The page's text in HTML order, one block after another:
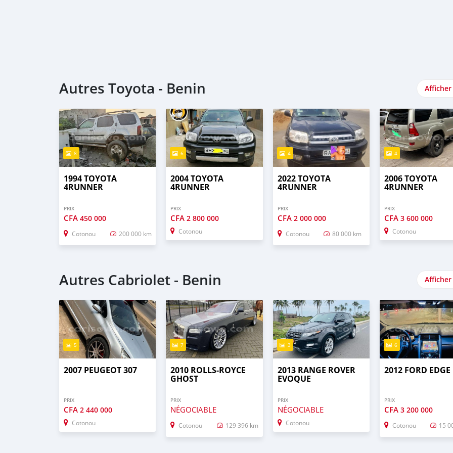
Autres Toyota - Benin
8
1994 TOYOTA
4RUNNER
PRIX
CFA 450 000
Cotonou 200 000 km
6
2004 TOYOTA
4RUNNER
PRIX
CFA2 800 000
Cotonou
4
2022 TOYOTA
4RUNNER
PRIX
CFA 2 000 000
Cotonou 80 000 km
4
2006 TOYOTA
4RUNNER
PRIX
CFA 3 600 000
Cotonou
Autres Cabriolet - Benin
5
2007 PEUGEOT 307
PRIX
CFA 2 440 000
Cotonou
7
2010 ROLLS-ROYCE
GHOST
PRIX
NÉGOCIABLE
Cotonou 129 396 km
3
2013 RANGE ROVER
EVOQUE
PRIX
NÉGOCIABLE
Cotonou
6
2012 FORD EDGE
PRIX
CFA 3 200 000
Cotonou 15